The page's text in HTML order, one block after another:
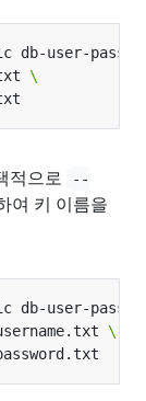
db-user-pass
적으로
--
여 키 이름을
db-user-pass